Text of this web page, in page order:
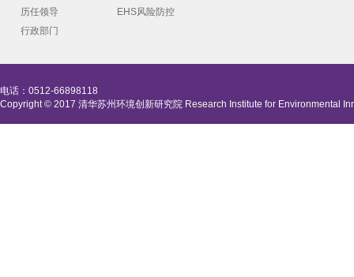
历任领导
行政部门
EHS风险防控
电话：0512-66898118
Copyright © 2017 清华苏州环境创新研究院 Research Institute for Environmental